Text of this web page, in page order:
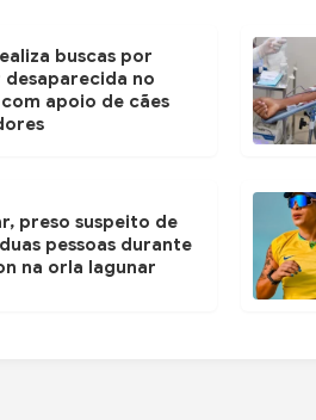
buscas por
desaparecida no
apoio de cães
preso suspeito de
pessoas durante
na orla lagunar